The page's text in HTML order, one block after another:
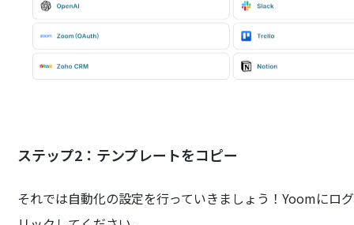
ステップ2：テンプレートをコピー
それでは自動化の設定を行っていきましょう！Yoomにロ